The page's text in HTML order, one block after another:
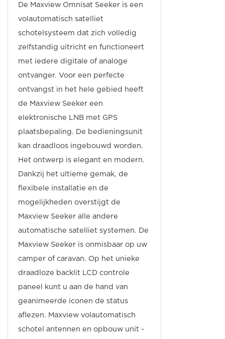
De Maxview Omnisat Seeker is een
volautomatisch satelliet
schotelsysteem dat zich volledig
zelfstandig uitricht en functioneert
met iedere digitale of analoge
ontvanger. Voor een perfecte
ontvangst in het hele gebied heeft
de Maxview Seeker een
elektronische LNB met GPS
plaatsbepaling. De bedieningsunit
kan draadloos ingebouwd worden.
Het ontwerp is elegant en modern.
Dankzij het ultieme gemak, de
flexibele installatie en de
mogelijkheden overstijgt de
Maxview Seeker alle andere
automatische satelliet systemen. De
Maxview Seeker is onmisbaar op uw
camper of caravan. Op het unieke
draadloze backlit LCD controle
paneel kunt u aan de hand van
geanimeerde iconen de status
aflezen. Maxview volautomatisch
schotel antennen en opbouw unit -